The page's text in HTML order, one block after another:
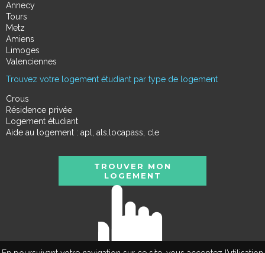
Annecy
Tours
Metz
Amiens
Limoges
Valenciennes
Trouvez votre logement étudiant par type de logement
Crous
Résidence privée
Logement étudiant
Aide au logement : apl, als,locapass, cle
TROUVER MON
LOGEMENT